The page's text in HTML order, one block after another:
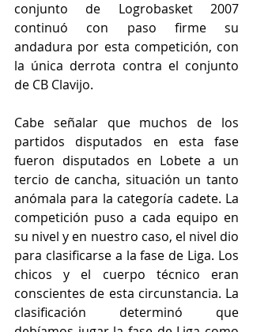
conjunto de Logrobasket 2007
continuó con paso firme su
andadura por esta competición, con
la única derrota contra el conjunto
de CB Clavijo.
Cabe señalar que muchos de los
partidos disputados en esta fase
fueron disputados en Lobete a un
tercio de cancha, situación un tanto
anómala para la categoría cadete. La
competición puso a cada equipo en
su nivel y en nuestro caso, el nivel dio
para clasificarse a la fase de Liga. Los
chicos y el cuerpo técnico eran
conscientes de esta circunstancia. La
clasificación determinó que